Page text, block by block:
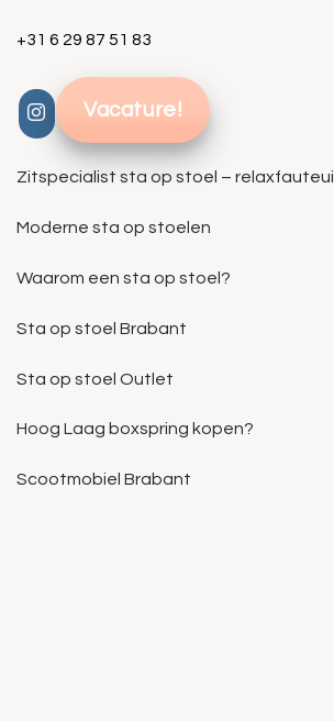
+31 6 29 87 51 83
Vacature!
Zitspecialist sta op stoel – relaxfauteuil
Moderne sta op stoelen
Waarom een sta op stoel?
Sta op stoel Brabant
Sta op stoel Outlet
Hoog Laag boxspring kopen?
Scootmobiel Brabant